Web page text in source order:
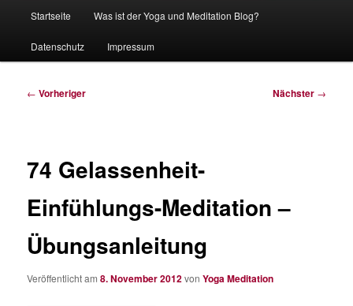
Startseite Was ist der Yoga und Meditation Blog?
Datenschutz Impressum
Beitragsnavigation
← Vorheriger Nächster →
74 Gelassenheit-
Einfühlungs-Meditation –
Übungsanleitung
Veröffentlicht am8. November 2012vonYoga Meditation